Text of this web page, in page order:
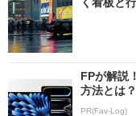
FPが解説
方法とは？
PR(Fav-Log)